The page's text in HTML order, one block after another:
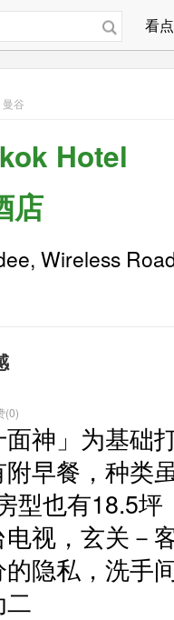
看
曼谷
Hotel
店
Wireless
(0)
神」为基础
早餐，种类
型也有18.5
视，玄关－
隐私，洗手